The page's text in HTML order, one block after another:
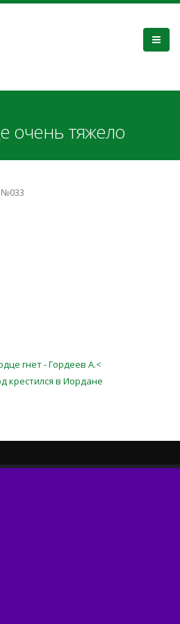
очень тяжело
гнет - Гордеев А.<
крестился в Иордане